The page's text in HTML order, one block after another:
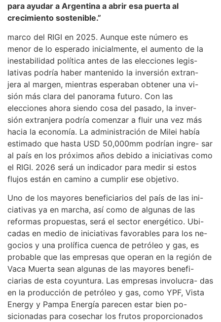
para ayudar a Argentina a abrir esa puerta al
crecimiento sostenible.”
marco del RIGI en 2025. Aunque este número es
menor de lo esperado inicialmente, el aumento de la
inestabilidad política antes de las elecciones legis-
lativas podría haber mantenido la inversión extran-
jera al margen, mientras esperaban obtener una vi-
sión más clara del panorama futuro. Con las
elecciones ahora siendo cosa del pasado, la inver-
sión extranjera podría comenzar a fluir una vez más
hacia la economía. La administración de Milei había
estimado que hasta USD 50,000mm podrían ingre- sar
al país en los próximos años debido a iniciativas como
el RIGI. 2026 será un indicador para medir si estos
flujos están en camino a cumplir ese objetivo.
Uno de los mayores beneficiarios del país de las ini-
ciativas ya en marcha, así como de algunas de las
reformas propuestas, será el sector energético. Ubi-
cadas en medio de iniciativas favorables para los ne-
gocios y una prolífica cuenca de petróleo y gas, es
probable que las empresas que operan en la región de
Vaca Muerta sean algunas de las mayores benefi-
ciarias de esta coyuntura. Las empresas involucra- das
en la producción de petróleo y gas, como YPF, Vista
Energy y Pampa Energía parecen estar bien po-
sicionadas para cosechar los frutos proporcionados